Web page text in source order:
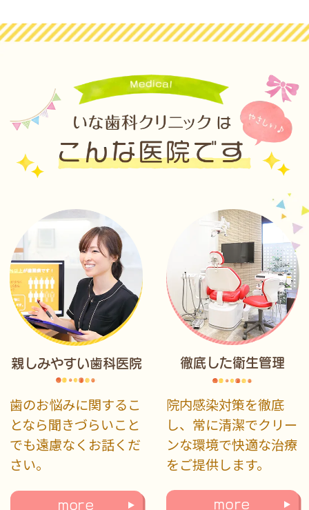
親しみやすい歯科医院
歯のお悩みに関するこ
となら聞きづらいこと
でも遠慮なくお話くだ
さい。
more
徹底した衛生管理
院内感染対策を徹底
し、常に清潔でクリー
ンな環境で快適な治療
をご提供します。
more